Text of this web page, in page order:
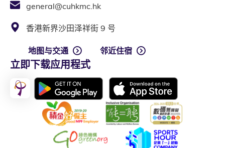
general@cuhkmc.hk
香港新界沙田泽祥街 9 号
地图与交通 邻近住宿
立即下载应用程式